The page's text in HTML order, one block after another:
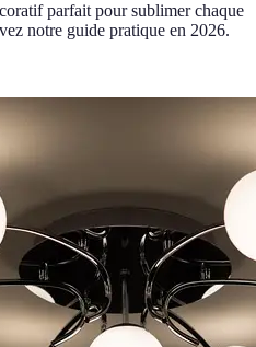
parfait pour sublimer chaque
notre guide pratique en 2026.